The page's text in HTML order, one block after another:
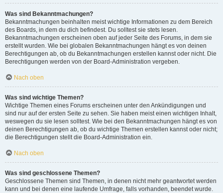
Was sind Bekanntmachungen?
Bekanntmachungen beinhalten meist wichtige Informationen zu dem Bereich
des Boards, in dem du dich befindest. Du solltest sie stets lesen.
Bekanntmachungen erscheinen oben auf jeder Seite des Forums, in dem sie
erstellt wurden. Wie bei globalen Bekanntmachungen hängt es von deinen
Berechtigungen ab, ob du Bekanntmachungen erstellen kannst oder nicht. Die
Berechtigungen werden von der Board-Administration vergeben.
Nach oben
Was sind wichtige Themen?
Wichtige Themen eines Forums erscheinen unter den Ankündigungen und
sind nur auf der ersten Seite zu sehen. Sie haben meist einen wichtigen Inhalt,
weswegen du sie lesen solltest. Wie bei den Bekanntmachungen hängt es von
deinen Berechtigungen ab, ob du wichtige Themen erstellen kannst oder nicht;
die Berechtigungen stellt die Board-Administration ein.
Nach oben
Was sind geschlossene Themen?
Geschlossene Themen sind Themen, in denen nicht mehr geantwortet werden
kann und bei denen eine laufende Umfrage, falls vorhanden, beendet wurde.